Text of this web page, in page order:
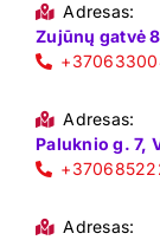
Adresas:
Zujūnų gatvė
Adresas:
Paluknio g. 7,
Adresas: